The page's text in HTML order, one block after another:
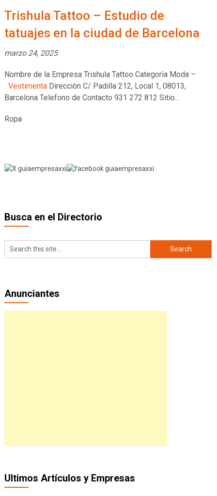
Trishula Tattoo – Estudio de
tatuajes en la ciudad de Barcelona
marzo 24, 2025
Nombre de la Empresa Trishula Tattoo Categorìa Moda –
VestimentaDirecciòn C/ Padilla 212, Local 1, 08013,
Barcelona Telefono de Contacto 931 272 812 Sitio…
Ropa
Busca en el Directorio
Anunciantes
Ultimos Artículos y Empresas